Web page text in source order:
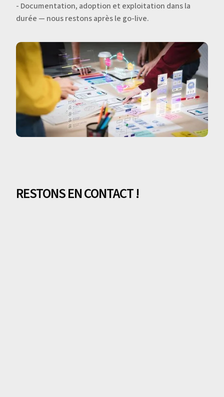
- Documentation, adoption et exploitation dans la
durée — nous restons après le go-live.
RESTONS EN CONTACT !